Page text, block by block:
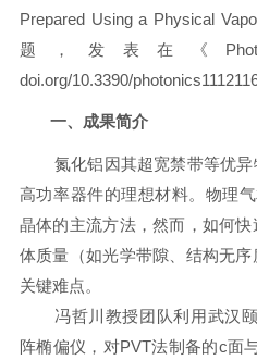
Prepared Using a Physical
题，发表在《
doi.org/10.3390/
一、成果简介
氮化铝因其超宽禁带等优
高功率器件的理想材料。物理
晶体的主流方法，然而，如何
体质量（如光学带隙、结构无
关键难点。
冯哲川教授团队利用武汉 颐
阵椭偏仪，对PVT法制备的c面